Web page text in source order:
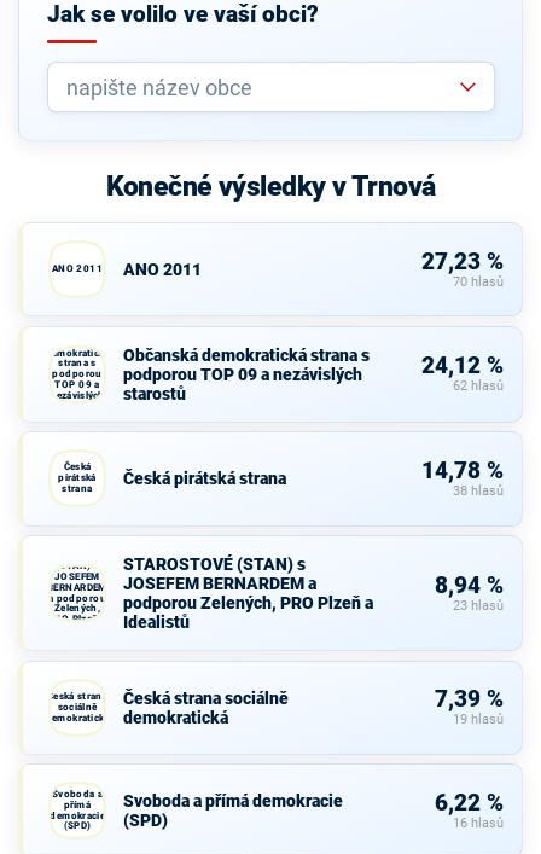
Jak se volilo ve vaší obci?
Konečné výsledky v Trnová
ANO 2011 ANO 2011 27,23 %
70 hlasů
demokratická
strana s
podporou
TOP 09 a
nezávislých
starostů
Občanská demokratická strana s
podporou TOP 09 a nezávislých
starostů
24,12 %
62 hlasů
Česká
pirátská
strana
Česká pirátská strana 14,78 %
38 hlasů
(STAN) s
JOSEFEM
BERNARDEM
a podporou
Zelených,
PRO Plzeň a
STAROSTOVÉ (STAN) s
JOSEFEM BERNARDEM a
podporou Zelených, PRO Plzeň a
Idealistů
8,94 %
23 hlasů
Česká strana
sociálně
demokratická
Česká strana sociálně
demokratická
7,39 %
19 hlasů
Svoboda a
přímá
demokracie
(SPD)
Svoboda a přímá demokracie
(SPD)
6,22 %
16 hlasů